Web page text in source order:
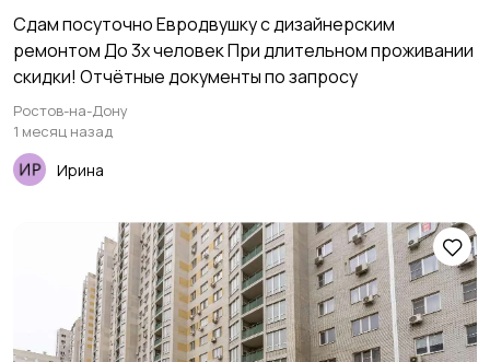
Сдам посуточно Евродвушку с дизайнерским
ремонтом До 3х человек При длительном проживании
скидки! Отчётные документы по запросу
Ростов-на-Дону
1 месяц назад
Ирина